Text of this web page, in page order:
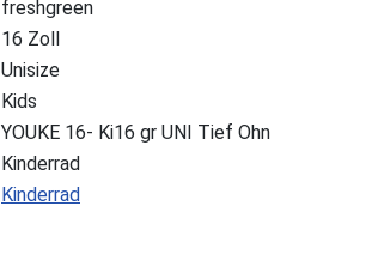
freshgreen
16 Zoll
Unisize
Kids
YOUKE 16- Ki16 gr UNI Tief Ohn
Kinderrad
Kinderrad